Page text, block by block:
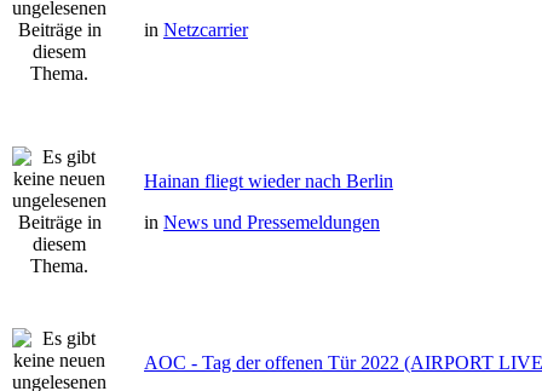
in Netzcarrier
Hainan fliegt wieder nach Berlin
in News und Pressemeldungen
AOC - Tag der offenen Tür 2022 (AIRPORT